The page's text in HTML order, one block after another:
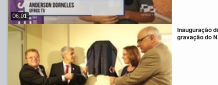
06:01
Inauguração
gravação do